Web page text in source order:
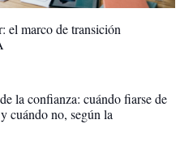
el marco de transición
la confianza: cuándo fiarse de
cuándo no, según la